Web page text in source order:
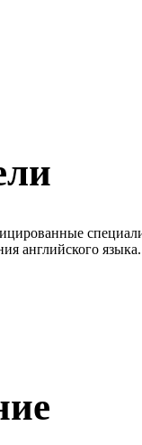
английского языка.